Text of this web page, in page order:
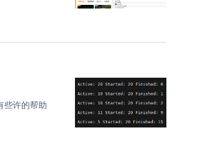
些许的帮助